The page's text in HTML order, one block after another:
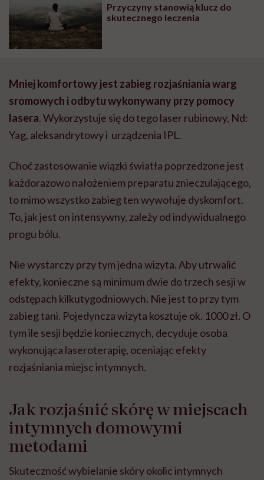
Przyczyny stanowią klucz do
skutecznego leczenia
Mniej komfortowy jest zabieg rozjaśniania warg
sromowych i odbytu wykonywany przy pomocy
lasera. Wykorzystuje się do tego laser rubinowy, Nd:
Yag, aleksandrytowy i urządzenia IPL.
Choć zastosowanie wiązki światła poprzedzone jest
każdorazowo nałożeniem preparatu znieczulającego,
to mimo wszystko zabieg ten wywołuje dyskomfort.
To, jak jest on intensywny, zależy od indywidualnego
progu bólu.
Nie wystarczy przy tym jedna wizyta. Aby utrwalić
efekty, konieczne są minimum dwie do trzech sesji w
odstępach kilkutygodniowych. Nie jest to przy tym
zabieg tani. Pojedyncza wizyta kosztuje ok. 1000 zł. O
tym ile sesji będzie koniecznych, decyduje osoba
wykonująca laseroterapię, oceniając efekty
rozjaśniania miejsc intymnych.
Jak rozjaśnić skórę w miejscach
intymnych domowymi
metodami
Skuteczność wybielanie skóry okolic intymnych